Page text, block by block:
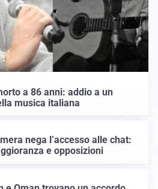
a 86 anni: addio a un
musica italiana
nega l’accesso alle chat:
e opposizioni